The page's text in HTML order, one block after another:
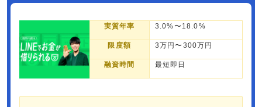
実質年率 3.0%〜18.0%
限度額 3万円〜300万円
融資時間 最短即日